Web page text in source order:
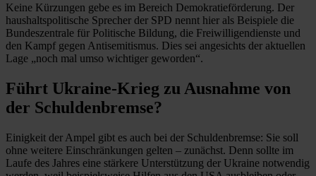
Keine Kürzungen gebe es im Bereich Demokratieförderung. Der
haushaltspolitische Sprecher der SPD nennt hier als Beispiele die
Bundeszentrale für Politische Bildung, die Freiwilligendienste und
den Kampf gegen Antisemitismus. Dies sei angesichts der aktuellen
Lage „noch mal umso wichtiger geworden“.
Führt Ukraine-Krieg zu Ausnahme von
der Schuldenbremse?
Einigkeit der Ampel gibt es auch bei der Schuldenbremse: Sie soll
ohne weitere Einschränkungen gelten – zunächst. Denn sollte im
Laufe des Jahres eine stärkere Unterstützung der Ukraine notwendig